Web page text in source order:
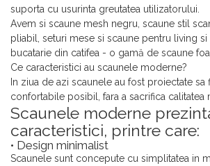
suporta cu usurinta greutatea utilizatorului.
Avem si scaune mesh negru, scaune stil
pliabil, seturi mese si scaune pentru living si
bucatarie din catifea - o gamă de scaune
Ce caracteristici au scaunele moderne?
In ziua de azi scaunele au fost proiectate sa
confortabile posibil, fara a sacrifica calitatea
Scaunele moderne
caracteristici, printre care:
• Design minimalist
Scaunele sunt concepute cu simplitatea in